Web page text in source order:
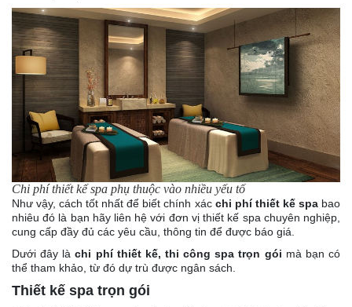
Chi phí thiết kế spa phụ thuộc vào nhiều yếu tố
Như vậy, cách tốt nhất để biết chính xác chi phí thiết kế spabao
nhiêu đó là bạn hãy liên hệ với đơn vị thiết kế spa chuyên nghiệp,
cung cấp đầy đủ các yêu cầu, thông tin để được báo giá.
Dưới đây làchi phí thiết kế, thi công spa trọn gói mà bạn có
thể tham khảo, từ đó dự trù được ngân sách.
Thiết kế spa trọn gói